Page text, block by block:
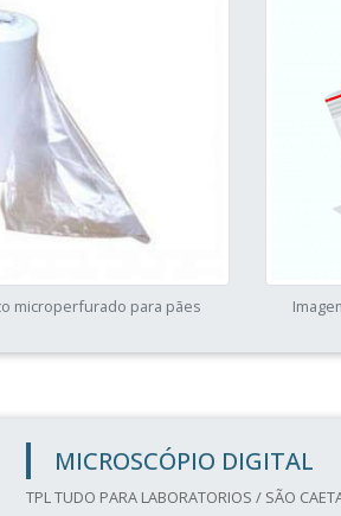
microperfurado para pães
MICROSCÓPIO DIGITAL
TPL TUDO PARA LABORATORIOS / SÃO